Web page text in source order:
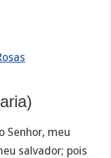
Senhor, meu
salvador; pois